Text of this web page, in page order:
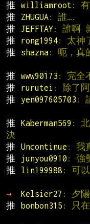
推
williamroot : 有
推
ZHUGUA: 誰….
推
JEFFTAY : 誰啊
推
rong1994: 太神
推
shazna: 呃，真
推
www90173 : 完全
推
rurutei : 除了
推
yen097605703 :
推
Kaberman569 :
決
推
Uncontinue : 我
推
junyou0910 : 強
推
lin199988 : 可
→
Kelsier27 : 夕
推
bonbon315 : 只在